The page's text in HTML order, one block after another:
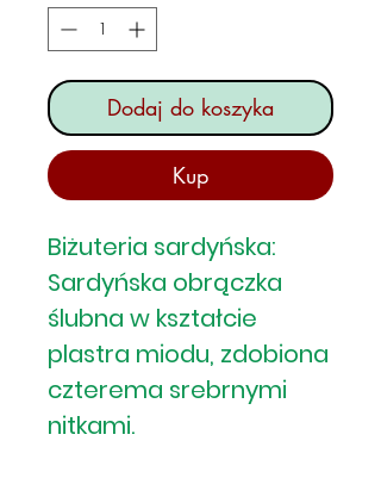
Dodaj do koszyka
Kup
Biżuteria sardyńska:
Sardyńska obrączka
ślubna w kształcie
plastra miodu, zdobiona
czterema srebrnymi
nitkami.